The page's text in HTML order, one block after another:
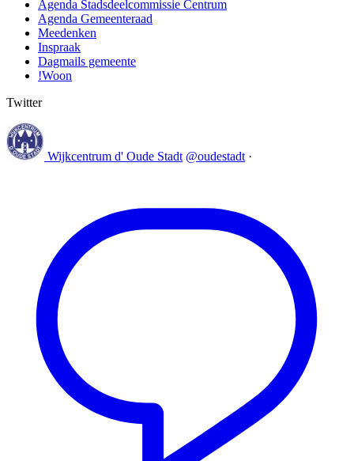
Agenda Stadsdeelcommissie Centrum
Agenda Gemeenteraad
Meedenken
Inspraak
Dagmails gemeente
!Woon
Twitter
Wijkcentrum d' Oude Stadt @oudestadt ·